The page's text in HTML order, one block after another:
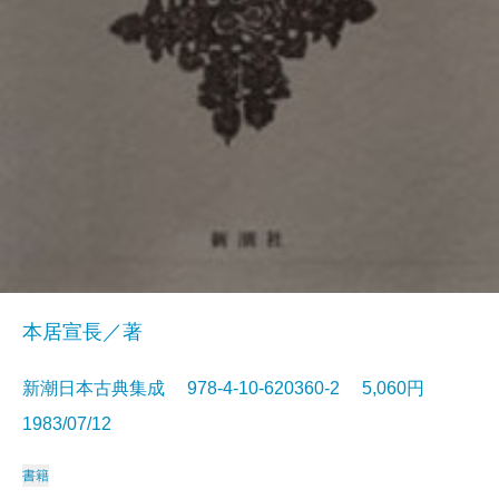
本居宣長／著
新潮日本古典集成 978-4-10-620360-2 5,060円
1983/07/12
書籍